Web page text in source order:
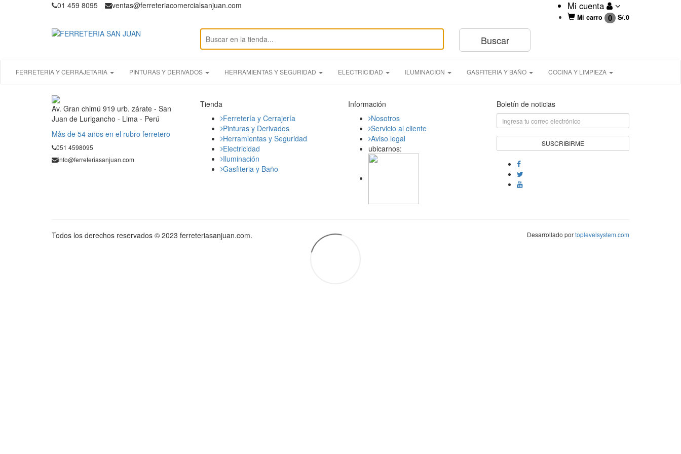
01 459 8095 ventas@ferreteriacomercialsanjuan.com Mi cuenta
Mi carro 0 S/.0
FERRETERIA Y CERRAJETARIA PINTURAS Y DERIVADOS HERRAMIENTAS Y SEGURIDAD ELECTRICIDAD ILUMINACION GASFITERIA Y BAÑO COCINA Y LIMPIEZA
Av. Gran chimú 919 urb. zárate - San
Juan de Lurigancho - Lima - Perú
Mås de 54 años en el rubro ferretero
051 4598095
info@ferreteriasanjuan.com
Tienda
Ferretería y Cerrajería
Pinturas y Derivados
Herramientas y Seguridad
Electricidad
Iluminación
Gasfiteria y Baño
Información
Nosotros
Servicio al cliente
Aviso legal
ubicarnos:
Boletín de noticias
Todos los derechos reservados © 2023 ferreteriasanjuan.com. Desarrollado portoplevelsystem.com